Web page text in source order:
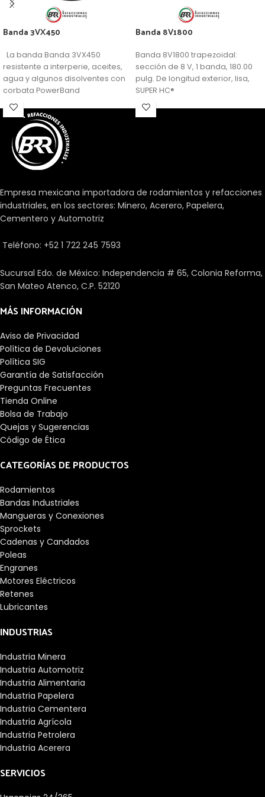
Banda 3VX450
La banda Banda 3VX450
resistente a interperie, aceites,
agua y algunos disolventes con
corbata PowerBand
Banda 8V1800
Banda 8V1800 trapezoidal:
sección de 8 V, 1 banda, 180.00
pulg. De longitud exterior, lisa,
SUPER HC®
Empresa mexicana importadora de rodamientos y refacciones
industriales, en los sectores: Minero, Acerero, Papelera,
Cementero y Automotriz
Teléfono: +52 1 722 245 7593
Sucursal Edo. de México: Independencia # 65, Colonia Reforma,
San Mateo Atenco, C.P. 52120
MÁS INFORMACIÓN
Aviso de Privacidad
Política de Devoluciones
Política SIG
Garantía de Satisfacción
Preguntas Frecuentes
Tienda Online
Bolsa de Trabajo
Quejas y Sugerencias
Código de Ética
CATEGORÍAS DE PRODUCTOS
Rodamientos
Bandas Industriales
Mangueras y Conexiones
Sprockets
Cadenas y Candados
Poleas
Engranes
Motores Eléctricos
Retenes
Lubricantes
INDUSTRIAS
Industria Minera
Industria Automotriz
Industria Alimentaria
Industria Papelera
Industria Cementera
Industria Agrícola
Industria Petrolera
Industria Acerera
SERVICIOS